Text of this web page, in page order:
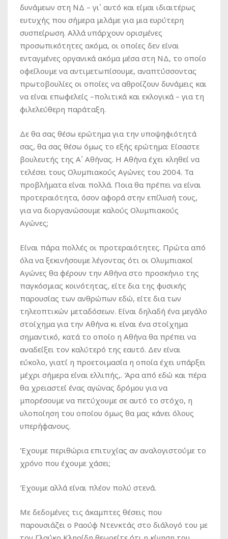
δυνάμεων στη ΝΔ – γι΄ αυτό και είμαι ιδιαιτέρως
ευτυχής που σήμερα μιλάμε για μια ευρύτερη
συσπείρωση. Αλλά υπάρχουν ορισμένες
προσωπικότητες ακόμα, οι οποίες δεν είναι
ενταγμένες οργανικά ακόμα μέσα στη ΝΔ, το οποίο
οφείλουμε να αντιμετωπίσουμε, αναπτύσσοντας
πρωτοβουλίες οι οποίες να αθροίζουν δυνάμεις και
να είναι επωφελείς –πολιτικά και εκλογικά – για τη
φιλελεύθερη παράταξη.
Δε θα σας θέσω ερώτημα για την υποψηφιότητά
σας, θα σας θέσω όμως το εξής ερώτημα: Είσαστε
βουλευτής της A΄ Αθήνας. Η Αθήνα έχει κληθεί να
τελέσει τους Ολυμπιακούς Αγώνες του 2004. Τα
προβλήματα είναι πολλά. Ποια θα πρέπει να είναι
προτεραιότητα, όσον αφορά στην επίλυσή τους,
για να διοργανώσουμε καλούς Ολυμπιακούς
Αγώνες;
Είναι πάρα πολλές οι προτεραιότητες. Πρώτα από
όλα να ξεκινήσουμε λέγοντας ότι οι Ολυμπιακοί
Αγώνες θα φέρουν την Αθήνα στο προσκήνιο της
παγκόσμιας κοινότητας, είτε δια της φυσικής
παρουσίας των ανθρώπων εδώ, είτε δια των
τηλεοπτικών μεταδόσεων. Είναι δηλαδή ένα μεγάλο
στοίχημα για την Αθήνα κι είναι ένα στοίχημα
σημαντικό, κατά το οποίο η Αθήνα θα πρέπει να
αναδείξει τον καλύτερό της εαυτό. Δεν είναι
εύκολο, γιατί η προετοιμασία η οποία έχει υπάρξει
μέχρι σήμερα είναι ελλιπής,. Άρα από εδώ και πέρα
θα χρειαστεί ένας αγώνας δρόμου για να
μπορέσουμε να πετύχουμε σε αυτό το στόχο, η
υλοποίηση του οποίου όμως θα μας κάνει όλους
υπερήφανους.
Έχουμε περιθώρια επιτυχίας αν αναλογιστούμε το
χρόνο που έχουμε χάσει;
Έχουμε αλλά είναι πλέον πολύ στενά.
Με δεδομένες τις άκαμπτες θέσεις που
παρουσιάζει ο Ραούφ Ντενκτάς στο διάλογό του με